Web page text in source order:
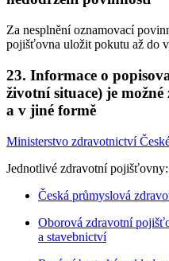
Za nesplnění oznamovací
pojišťovna uložit pokutu až do
23. Informace o
životní situace) je
a v jiné formě
Ministerstvo zdravotnictví
Jednotlivé zdravotní pojišťovny:
Česká průmyslová
Oborová zdravotní
a stavebnictví